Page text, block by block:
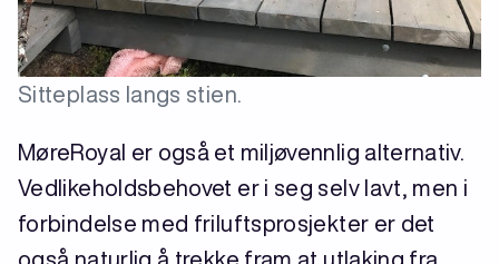
Sitteplass langs stien.
MøreRoyal er også et miljøvennlig alternativ.
Vedlikeholdsbehovet er i seg selv lavt, men i
forbindelse med friluftsprosjekter er det